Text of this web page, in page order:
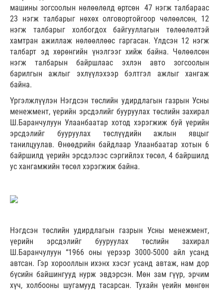
машины зогсоолын нөлөөлөлд өртсөн 47 нэгж талбараас
23 нэгж талбарыг нөхөх олговортойгоор чөлөөлсөн, 12
нэгж талбарыг холбогдох байгууллагын төлөөлөлтэй
хамтран ажиллаж нөлөөллөөс гаргасан. Үлдсэн 12 нэгж
талбарт эд хөрөнгийн үнэлгээг хийж байна. Чөлөөлсөн
нэгж талбарын байршлаас эхлэн авто зогсоолын
барилгын ажлыг эхлүүлэхээр бэлтгэл ажлыг хангаж
байна.
Үргэлжлүүлэн Нэгдсэн төслийн удирдлагын газрын Усны
менежмент, үерийн эрсдэлийг бууруулах төслийн захирал
Ш.Баранчулуун Улаанбаатар хотод хэрэгжиж буй үерийн
эрсдэлийг бууруулах төслүүдийн ажлын явцыг
танилцуулав. Өнөөдрийн байдлаар Улаанбаатар хотын 6
байршилд үерийн эрсдэлээс сэргийлэх төсөл, 4 байршилд
ус хангамжийн төсөл хэрэгжиж байна.
Нэгдсэн төслийн удирдлагын газрын Усны менежмент,
үерийн эрсдэлийг бууруулах төслийн захирал
Ш.Баранчулуун “1966 оны үерээр 3000-5000 айл усанд
автсан. Гэр хорооллын ихэнх хэсэг усанд автаж, нам дор
бүсийн байшингууд нурж эвдэрсэн. Мөн зам гүүр, эрчим
хүч, холбооны шугамууд тасарсан. Тухайн үеийн мөнгөн